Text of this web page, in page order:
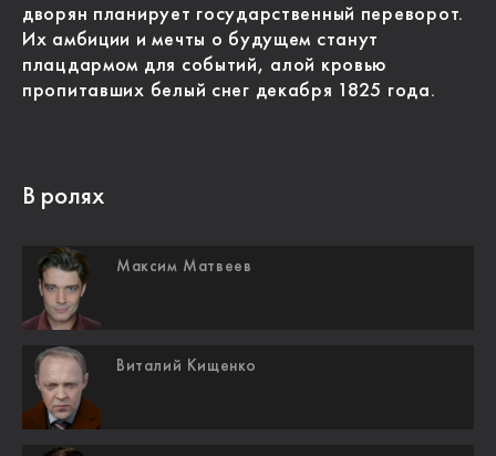
дворян планирует государственный переворот.
Их амбиции и мечты о будущем станут
плацдармом для событий, алой кровью
пропитавших белый снег декабря 1825 года.
В ролях
Максим Матвеев
Виталий Кищенко